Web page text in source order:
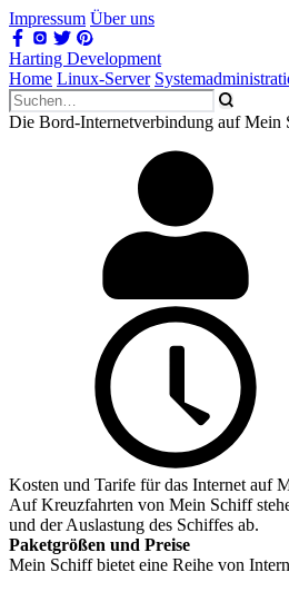
Impressum Über uns
Harting Development
Home Linux-Server
Die Bord-Internetverbindung auf Mein
Kosten und Tarife für das Internet auf
Auf Kreuzfahrten von Mein Schiff
und der Auslastung des Schiffes ab.
Paketgrößen und Preise
Mein Schiff bietet eine Reihe von